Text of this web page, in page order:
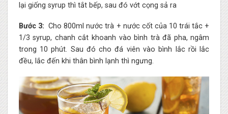
lại giống syrup thì tắt bếp, sau đó vớt cọng sả ra
Bước 3: Cho 800ml nước trà + nước cốt của 10 trái tắc +
1/3 syrup, chanh cắt khoanh vào bình trà đã pha, ngâm
trong 10 phút. Sau đó cho đá viên vào bình lắc rồi lắc
đều, lắc đến khi thân bình lạnh thì ngưng.